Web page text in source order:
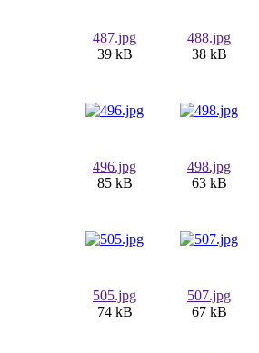
487.jpg
39 kB
488.jpg
38 kB
496.jpg
85 kB
498.jpg
63 kB
505.jpg
74 kB
507.jpg
67 kB